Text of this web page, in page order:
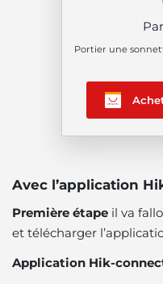
Portier une
Avec l’application
Première étape il va
et télécharger
Application Hik-